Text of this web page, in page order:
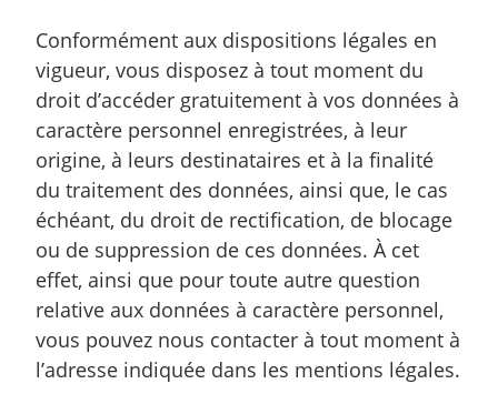
Conformément aux dispositions légales en
vigueur, vous disposez à tout moment du
droit d’accéder gratuitement à vos données à
caractère personnel enregistrées, à leur
origine, à leurs destinataires et à la finalité
du traitement des données, ainsi que, le cas
échéant, du droit de rectification, de blocage
ou de suppression de ces données. À cet
effet, ainsi que pour toute autre question
relative aux données à caractère personnel,
vous pouvez nous contacter à tout moment à
l’adresse indiquée dans les mentions légales.